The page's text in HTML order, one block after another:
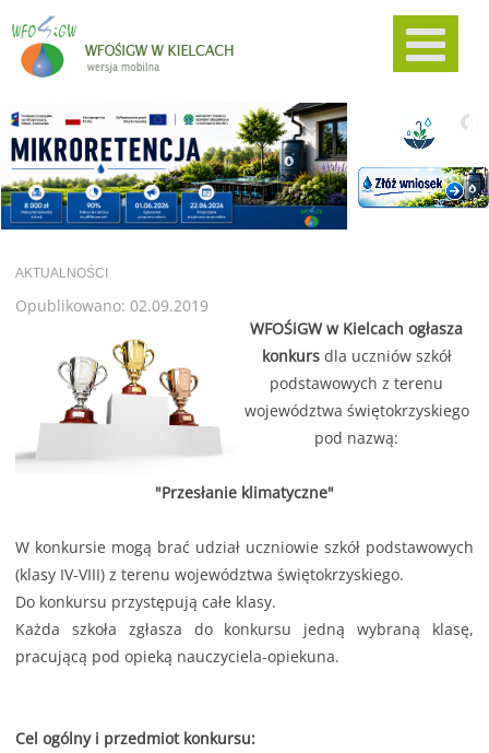
AKTUALNOŚCI
Opublikowano: 02.09.2019
WFOŚiGW w Kielcach ogłasza
konkursdla uczniów szkół
podstawowych z terenu
województwa świętokrzyskiego
pod nazwą:
"Przesłanie klimatyczne"
W konkursie mogą brać udział uczniowie szkół podstawowych
(klasy IV-VIII) z terenu województwa świętokrzyskiego.
Do konkursu przystępują całe klasy.
Każda szkoła zgłasza do konkursu jedną wybraną klasę,
pracującą pod opieką nauczyciela-opiekuna.
Cel ogólny i przedmiot konkursu: